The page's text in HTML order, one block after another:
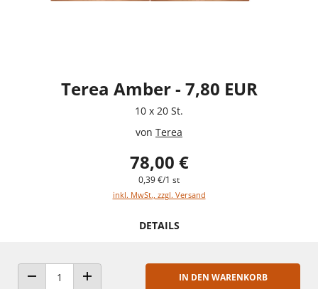
Terea Amber - 7,80 EUR
10 x 20 St.
von Terea
78,00 €
0,39 €/1 st
inkl. MwSt., zzgl. Versand
DETAILS
IN DEN WARENKORB